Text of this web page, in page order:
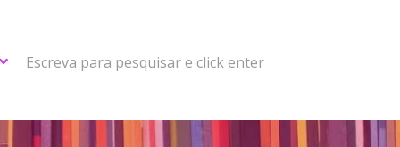
Escreva para pesquisar e click enter